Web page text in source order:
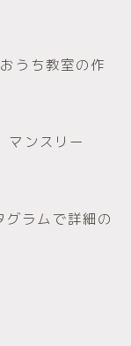
うち教室の作
ンスリー
ラムで詳細の